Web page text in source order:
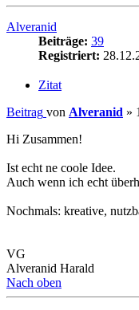
Alveranid
Beiträge: 39
Registriert:
Zitat
Beitrag von Alveranid »
Hi Zusammen!
Ist echt ne coole Idee.
Auch wenn ich echt
Nochmals: kreative,
VG
Alveranid Harald
Nach oben